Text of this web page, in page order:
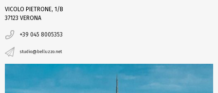
VICOLO PIETRONE, 1/B
37123 VERONA
+39 045 8005353
studio@belluzzo.net